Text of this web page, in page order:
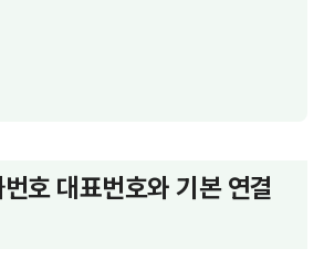
호 대표번호와 기본 연결